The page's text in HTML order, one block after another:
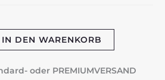
IN DEN WARENKORB
oder PREMIUMVERSAND